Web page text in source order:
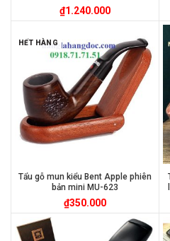
₫1.240.000
HẾT HÀNG
Tẩu gỗ mun kiểu Bent Apple phiên
bản mini MU-623
₫350.000